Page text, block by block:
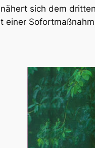
sich dem
einer